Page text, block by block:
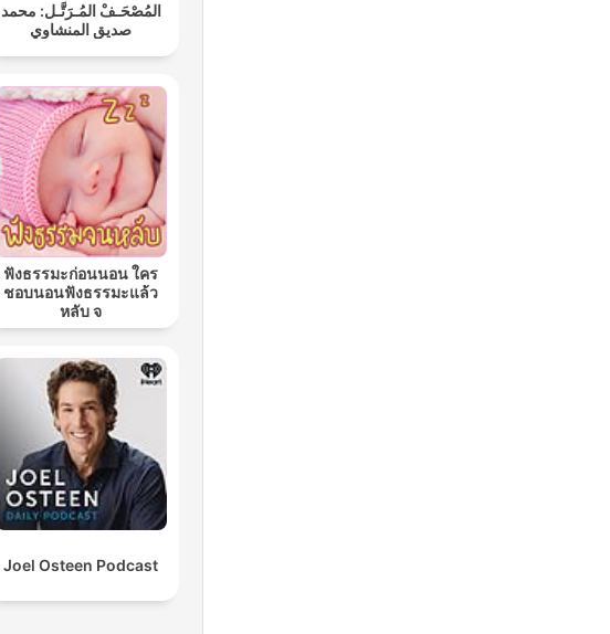
المُصْحَـفْ المُـرَتَّـل: محمد
صديق المنشاوي
ฟังธรรมะก่อนนอน ใคร
ชอบนอนฟังธรรมะแล้ว
หลับ จ
Joel Osteen Podcast